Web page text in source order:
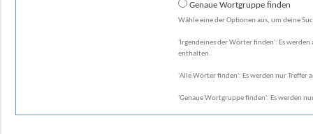
Genaue Wortgruppe finden
Wähle eine der Optionen aus, um deine
'Irgendeines der Wörter finden': Es werden
enthalten.
'Alle Wörter finden': Es werden nur Treffer
'Genaue Wortgruppe finden': Es werden